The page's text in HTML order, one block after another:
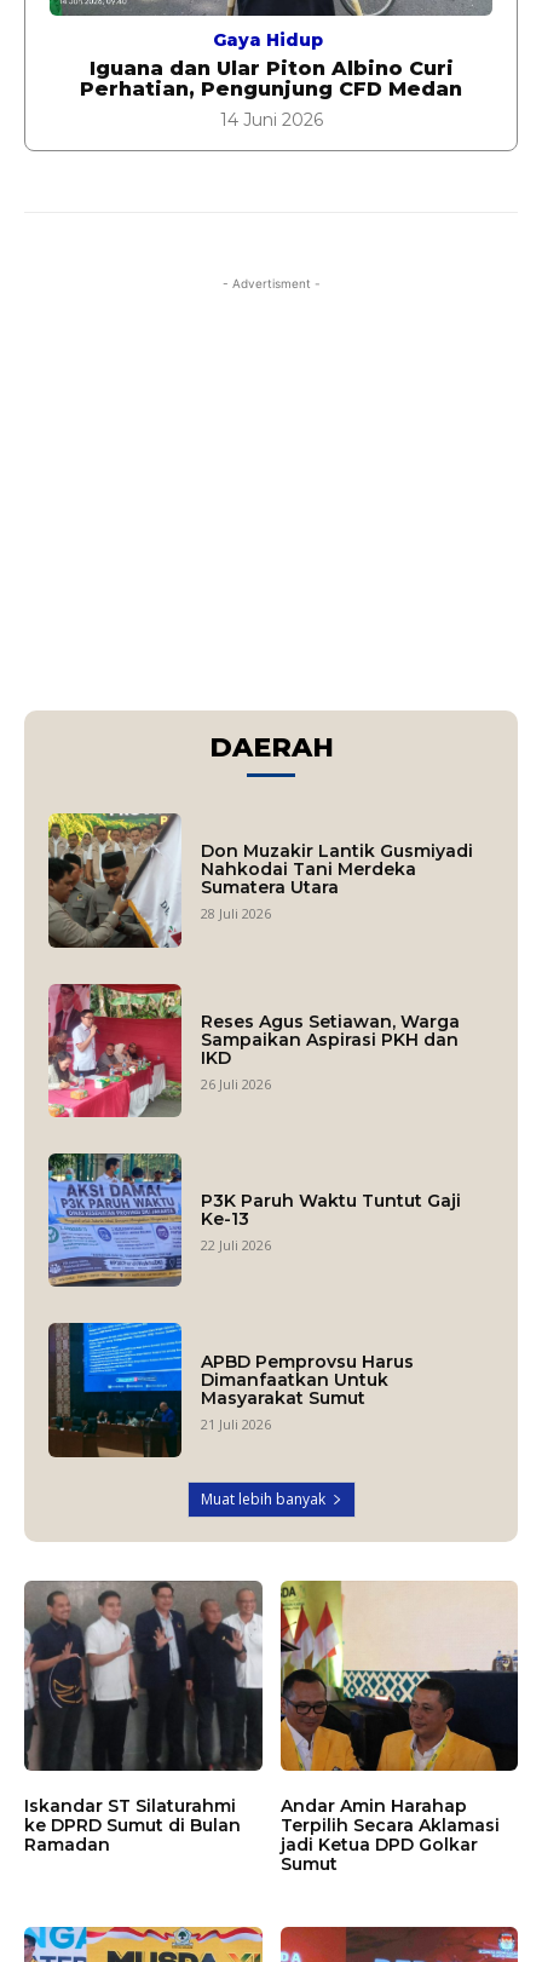
Gaya Hidup
Iguana dan Ular Piton Albino Curi
Perhatian, Pengunjung CFD Medan
14 Juni 2026
- Advertisment -
DAERAH
Don Muzakir Lantik Gusmiyadi
Nahkodai Tani Merdeka
Sumatera Utara
28 Juli 2026
Reses Agus Setiawan, Warga
Sampaikan Aspirasi PKH dan
IKD
26 Juli 2026
P3K Paruh Waktu Tuntut Gaji
Ke-13
22 Juli 2026
APBD Pemprovsu Harus
Dimanfaatkan Untuk
Masyarakat Sumut
21 Juli 2026
Muat lebih banyak
Iskandar ST Silaturahmi
ke DPRD Sumut di Bulan
Ramadan
Andar Amin Harahap
Terpilih Secara Aklamasi
jadi Ketua DPD Golkar
Sumut